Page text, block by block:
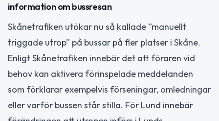
information om bussresan
Skånetrafiken utökar nu så kallade ”manuellt
triggade utrop” på bussar på fler platser i Skåne.
Enligt Skånetrafiken innebär det att föraren vid
behov kan aktivera förinspelade meddelanden
som förklarar exempelvis förseningar, omledningar
eller varför bussen står stilla. För Lund innebär